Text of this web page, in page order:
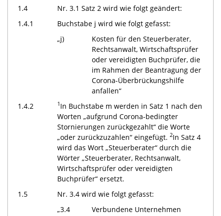
1.4
Nr. 3.1 Satz 2 wird wie folgt geändert:
1.4.1
Buchstabe j wird wie folgt gefasst:
„j)
Kosten für den Steuerberater,
Rechtsanwalt, Wirtschaftsprüfer
oder vereidigten Buchprüfer, die
im Rahmen der Beantragung der
Corona-Überbrückungshilfe
anfallen“
1.4.2
1 In Buchstabe m werden in Satz 1 nach den
Worten „aufgrund Corona-bedingter
Stornierungen zurückgezahlt“ die Worte
„oder zurückzuzahlen“ eingefügt. 2In Satz 4
wird das Wort „Steuerberater“ durch die
Wörter „Steuerberater, Rechtsanwalt,
Wirtschaftsprüfer oder vereidigten
Buchprüfer“ ersetzt.
1.5
Nr. 3.4 wird wie folgt gefasst:
„3.4
Verbundene Unternehmen